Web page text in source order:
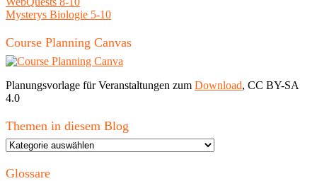
Mysterys Biologie 5-10
Course Planning Canvas
Planungsvorlage für Veranstaltungen zum Download, CC BY-SA
4.0
Themen in diesem Blog
Themen
diesem
Glossare